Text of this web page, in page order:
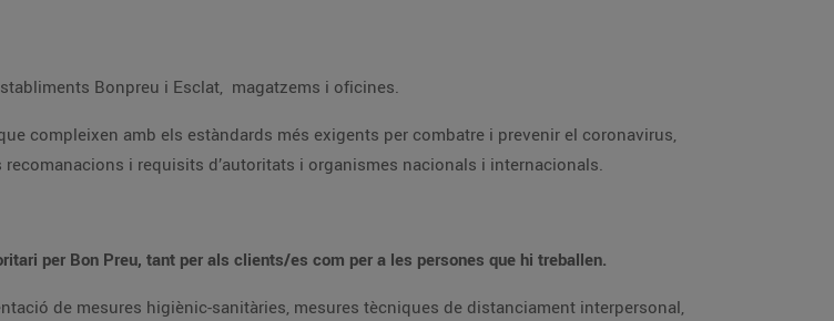
Preu rep la certificació “Protocol segur COVID-19” per als 186 establiments Bonpreu i Esclat, magatzems i oficines.
ja que la distinció està desenvolupada per experts basant-se en les recomanacions i requisits d’autoritats i organismes nacionals i internacionals.
Assegurar la seguretat i salut a les seves botigues és un objectiu prioritari per Bon Preu, tant per als clients/es com per a les persones que hi treballen.